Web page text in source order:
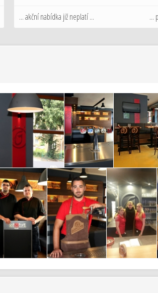
…
... akční nabídka již neplatí ... ...